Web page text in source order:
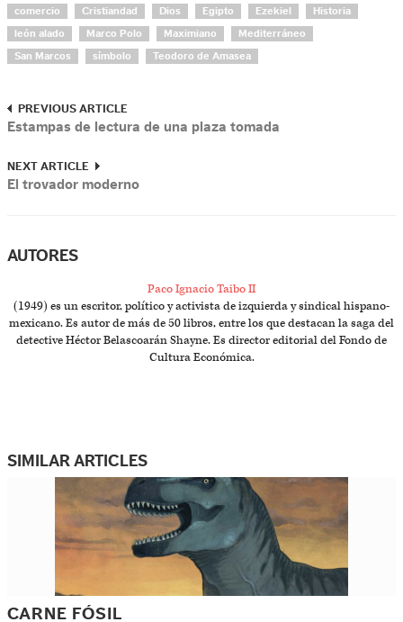
comercio Cristiandad Dios Egipto Ezekiel Historia
león alado Marco Polo Maximiano Mediterráneo
San Marcos símbolo Teodoro de Amasea
PREVIOUS ARTICLE
Estampas de lectura de una plaza tomada
NEXT ARTICLE
El trovador moderno
AUTORES
Paco Ignacio Taibo II
(1949) es un escritor, político y activista de izquierda y sindical hispano-
mexicano. Es autor de más de 50 libros, entre los que destacan la saga del
detective Héctor Belascoarán Shayne. Es director editorial del Fondo de
Cultura Económica.
SIMILAR ARTICLES
CARNE FÓSIL